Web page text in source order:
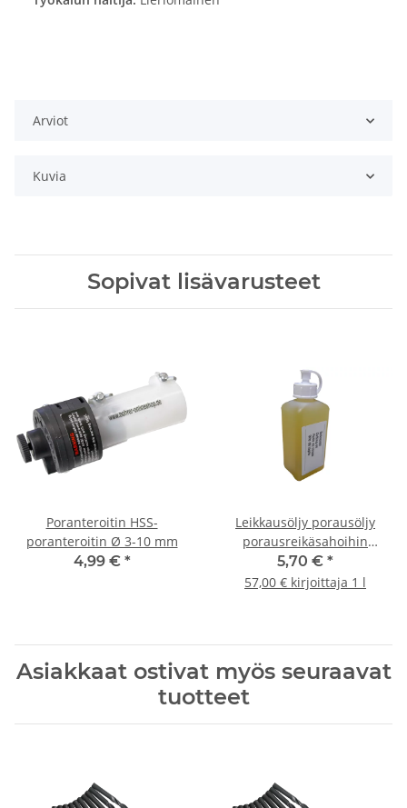
Arviot
Kuvia
Sopivat lisävarusteet
Poranteroitin HSS-
poranteroitin Ø 3-10 mm
4,99 € *
Leikkausöljy porausöljy
porausreikäsahoihin
metallipora 100ml
5,70 € *
57,00 € kirjoittaja 1 l
Asiakkaat ostivat myös seuraavat
tuotteet